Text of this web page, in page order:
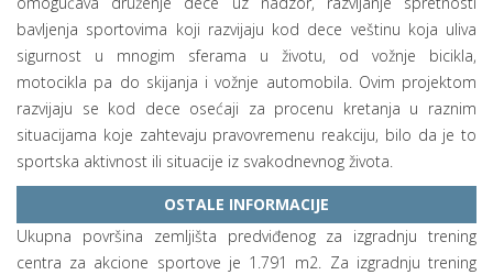
bavljenja sportovima koji razvijaju kod dece veštinu koja uliva
sigurnost u mnogim sferama u životu, od vožnje bicikla,
motocikla pa do skijanja i vožnje automobila. Ovim projektom
razvijaju se kod dece osećaji za procenu kretanja u raznim
situacijama koje zahtevaju pravovremenu reakciju, bilo da je to
sportska aktivnost ili situacije iz svakodnevnog života.
OSTALE INFORMACIJE
Ukupna površina zemljišta predviđenog za izgradnju trening
centra za akcione sportove je 1.791 m2. Za izgradnju trening